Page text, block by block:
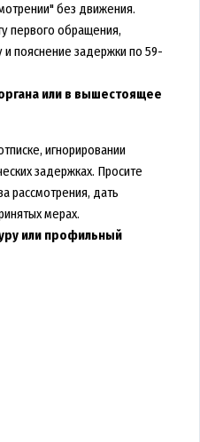
без движения.
первого обращения,
и пояснение задержки по 59-
или в вышестоящее
игнорировании
задержках. Просите
рассмотрения, дать
мерах.
или профильный